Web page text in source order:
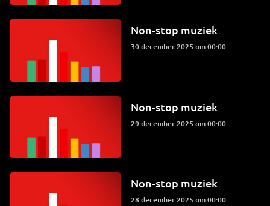
Non-stop muziek
30 december 2025 om 00:00
Non-stop muziek
29 december 2025 om 00:00
Non-stop muziek
28 december 2025 om 00:00